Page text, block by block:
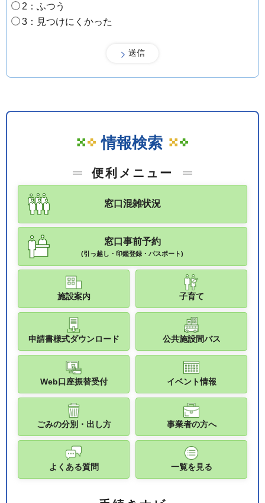
2：ふつう
3：見つけにくかった
情報検索
便利メニュー
窓口混雑状況
窓口事前予約
(引っ越し・印鑑登録・パスポート)
施設案内 子育て
申請書様式ダウンロード 公共施設間バス
Web口座振替受付 イベント情報
ごみの分別・出し方 事業者の方へ
よくある質問 一覧を見る